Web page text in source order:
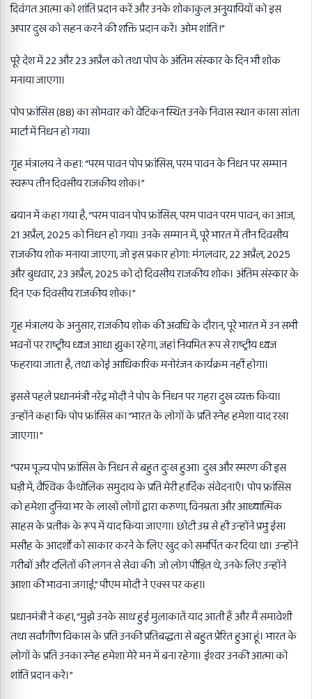
दिवंगत आत्मा को शांति प्रदान करें और उनके शोकाकुल अनुयायियों को इस
अपार दुख को सहन करने की शक्ति प्रदान करें। ओम शांति !”
पूरे देश में 22 और 23 अप्रैल को तथा पोप के अंतिम संस्कार के दिन भी शोक
मनाया जाएगा।
पोप फ्रांसिस (88) का सोमवार को वेटिकन स्थित उनके निवास स्थान कासा सांता
मार्टा में निधन हो गया।
गृह मंत्रालय ने कहा: “परम पावन पोप फ्रांसिस, परम पावन के निधन पर सम्मान
स्वरूप तीन दिवसीय राजकीय शोक।”
बयान में कहा गया है, “परम पावन पोप फ्रांसिस, परम पावन परम पावन, का आज,
21 अप्रैल, 2025 को निधन हो गया। उनके सम्मान में, पूरे भारत में तीन दिवसीय
राजकीय शोक मनाया जाएगा, जो इस प्रकार होगा: मंगलवार, 22 अप्रैल, 2025
और बुधवार, 23 अप्रैल, 2025 को दो दिवसीय राजकीय शोक। अंतिम संस्कार के
दिन एक दिवसीय राजकीय शोक।”
गृह मंत्रालय के अनुसार, राजकीय शोक की अवधि के दौरान, पूरे भारत में उन सभी
भवनों पर राष्ट्रीय ध्वज आधा झुका रहेगा, जहां नियमित रूप से राष्ट्रीय ध्वज
फहराया जाता है, तथा कोई आधिकारिक मनोरंजन कार्यक्रम नहीं होगा।
इससे पहले प्रधानमंत्री नरेंद्र मोदी ने पोप के निधन पर गहरा दुख व्यक्त किया।
उन्होंने कहा कि पोप फ्रांसिस का “भारत के लोगों के प्रति स्नेह हमेशा याद रखा
जाएगा।”
“परम पूज्य पोप फ्रांसिस के निधन से बहुत दुःख हुआ। दुख और स्मरण की इस
घड़ी में, वैश्विक कैथोलिक समुदाय के प्रति मेरी हार्दिक संवेदनाएँ। पोप फ्रांसिस
को हमेशा दुनिया भर के लाखों लोगों द्वारा करुणा, विनम्रता और आध्यात्मिक
साहस के प्रतीक के रूप में याद किया जाएगा। छोटी उम्र से ही उन्होंने प्रभु ईसा
मसीह के आदर्शों को साकार करने के लिए खुद को समर्पित कर दिया था। उन्होंने
गरीबों और दलितों की लगन से सेवा की। जो लोग पीड़ित थे, उनके लिए उन्होंने
आशा की भावना जगाई,” पीएम मोदी ने एक्स पर कहा।
प्रधानमंत्री ने कहा, “मुझे उनके साथ हुई मुलाकातें याद आती हैं और मैं समावेशी
तथा सर्वांगीण विकास के प्रति उनकी प्रतिबद्धता से बहुत प्रेरित हुआ हूं। भारत के
लोगों के प्रति उनका स्नेह हमेशा मेरे मन में बना रहेगा। ईश्वर उनकी आत्मा को
शांति प्रदान करे।”